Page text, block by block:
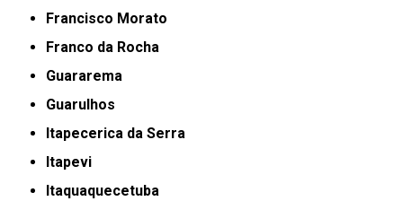
Francisco Morato
Franco da Rocha
Guararema
Guarulhos
Itapecerica da Serra
Itapevi
Itaquaquecetuba